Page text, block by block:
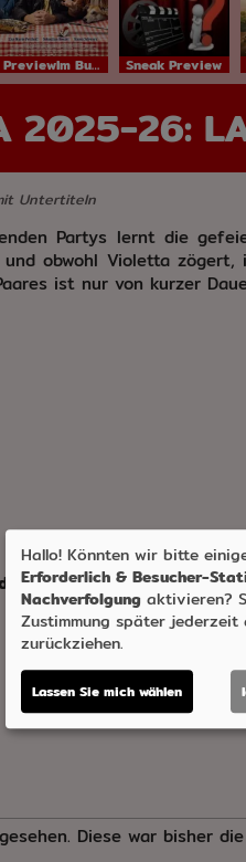
PreviewIm Bundesstart Sneak Preview
2025-26:
Untertiteln
Partys lernt die
obwohl Violetta
ist nur von kurzer
GB Verleih:LUF
Diese war bisher
Hallo! Könnten wir bitte
Erforderlich & Besucher-
Nachverfolgung aktivieren?
Zustimmung später jederzeit
zurückziehen.
Lassen Sie mich wählen